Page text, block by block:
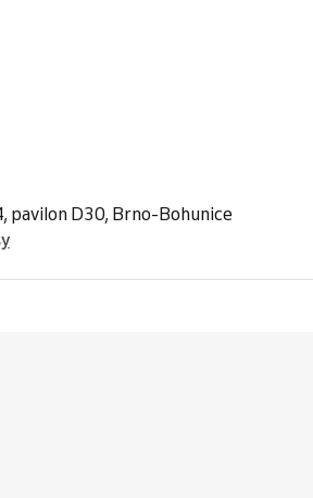
pavilon D30, Brno-Bohunice